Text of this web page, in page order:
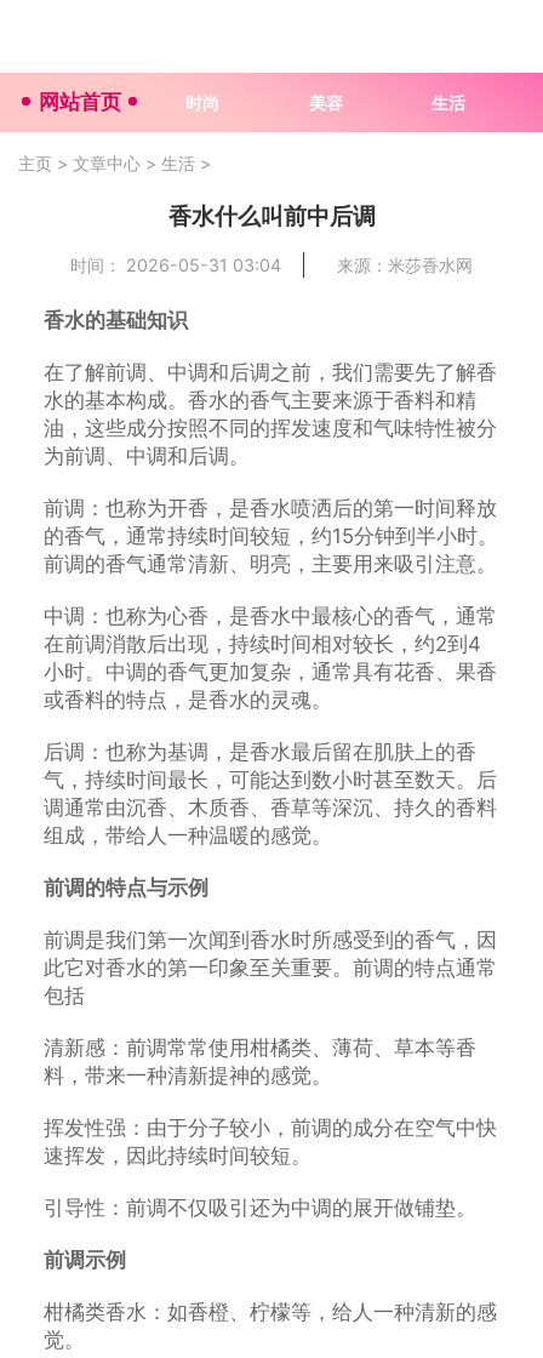
网站首页 时尚 美容 生活
主页 > 文章中心 > 生活 >
香水什么叫前中后调
时间： 2026-05-31 03:04 来源：米莎香水网
香水的基础知识
在了解前调、中调和后调之前，我们需要先了解香
水的基本构成。香水的香气主要来源于香料和精
油，这些成分按照不同的挥发速度和气味特性被分
为前调、中调和后调。
前调：也称为开香，是香水喷洒后的第一时间释放
的香气，通常持续时间较短，约15分钟到半小时。
前调的香气通常清新、明亮，主要用来吸引注意。
中调：也称为心香，是香水中最核心的香气，通常
在前调消散后出现，持续时间相对较长，约2到4
小时。中调的香气更加复杂，通常具有花香、果香
或香料的特点，是香水的灵魂。
后调：也称为基调，是香水最后留在肌肤上的香
气，持续时间最长，可能达到数小时甚至数天。后
调通常由沉香、木质香、香草等深沉、持久的香料
组成，带给人一种温暖的感觉。
前调的特点与示例
前调是我们第一次闻到香水时所感受到的香气，因
此它对香水的第一印象至关重要。前调的特点通常
包括
清新感：前调常常使用柑橘类、薄荷、草本等香
料，带来一种清新提神的感觉。
挥发性强：由于分子较小，前调的成分在空气中快
速挥发，因此持续时间较短。
引导性：前调不仅吸引还为中调的展开做铺垫。
前调示例
柑橘类香水：如香橙、柠檬等，给人一种清新的感
觉。